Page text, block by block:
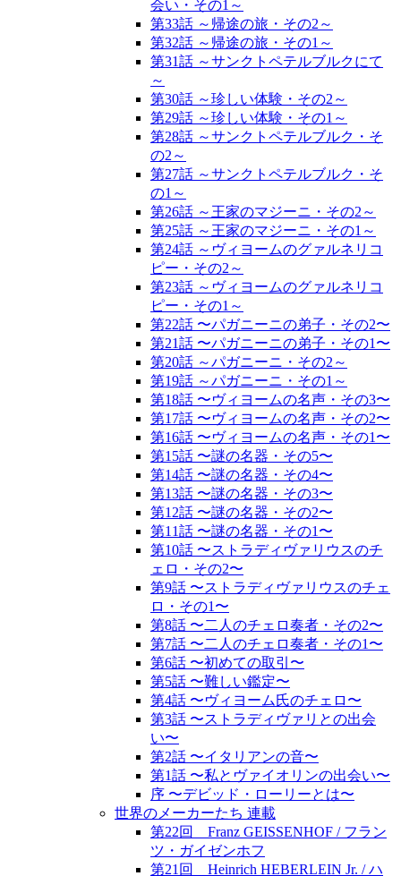
会い・その1～
第33話 ～帰途の旅・その2～
第32話 ～帰途の旅・その1～
第31話 ～サンクトペテルブルクにて
～
第30話 ～珍しい体験・その2～
第29話 ～珍しい体験・その1～
第28話 ～サンクトペテルブルク・そ
の2～
第27話 ～サンクトペテルブルク・そ
の1～
第26話 ～王家のマジーニ・その2～
第25話 ～王家のマジーニ・その1～
第24話 ～ヴィヨームのグァルネリコ
ピー・その2～
第23話 ～ヴィヨームのグァルネリコ
ピー・その1～
第22話 〜パガニーニの弟子・その2〜
第21話 〜パガニーニの弟子・その1〜
第20話 ～パガニーニ・その2～
第19話 ～パガニーニ・その1～
第18話 〜ヴィヨームの名声・その3〜
第17話 〜ヴィヨームの名声・その2〜
第16話 〜ヴィヨームの名声・その1〜
第15話 〜謎の名器・その5〜
第14話 〜謎の名器・その4〜
第13話 〜謎の名器・その3〜
第12話 〜謎の名器・その2〜
第11話 〜謎の名器・その1〜
第10話 〜ストラディヴァリウスのチ
ェロ・その2〜
第9話 〜ストラディヴァリウスのチェ
ロ・その1〜
第8話 〜二人のチェロ奏者・その2〜
第7話 〜二人のチェロ奏者・その1〜
第6話 〜初めての取引〜
第5話 〜難しい鑑定〜
第4話 〜ヴィヨーム氏のチェロ〜
第3話 〜ストラディヴァリとの出会
い〜
第2話 〜イタリアンの音〜
第1話 〜私とヴァイオリンの出会い〜
序 〜デビッド・ローリーとは〜
世界のメーカーたち 連載
第22回 Franz GEISSENHOF / フラン
ツ・ガイゼンホフ
第21回 Heinrich HEBERLEIN Jr. / ハ